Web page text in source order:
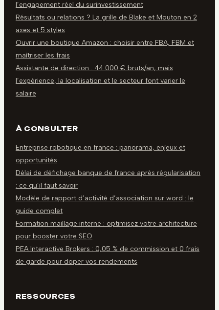
l’engagement réel du surinvestissement
Résultats ou relations ? La grille de Blake et Mouton en 2
axes et 5 styles
Ouvrir une boutique Amazon : choisir entre FBA, FBM et
maîtriser les frais
Assistante de direction : 44 000 € bruts/an, mais
l’expérience, la localisation et le secteur font varier le
salaire
À CONSULTER
Entreprise robotique en france : panorama, enjeux et
opportunités
Délai de défichage banque de france après régularisation
: ce qu’il faut savoir
Modèle de rapport d’activité d’association sur word : le
guide complet
Formation maillage interne : optimisez votre architecture
pour booster votre SEO
PEA Interactive Brokers : 0,05 % de commission et 0 frais
de garde pour doper vos rendements
RESSOURCES